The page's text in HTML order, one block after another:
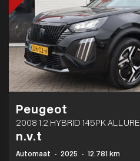
Peugeot
2008 1.2 HYBRID 145PK ALLURE
n.v.t
Automaat - 2025 - 12.781 km